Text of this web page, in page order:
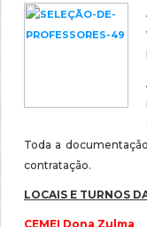
Toda a
contratação.
LOCAIS E TURNOS
CEMEI Dona Zulma